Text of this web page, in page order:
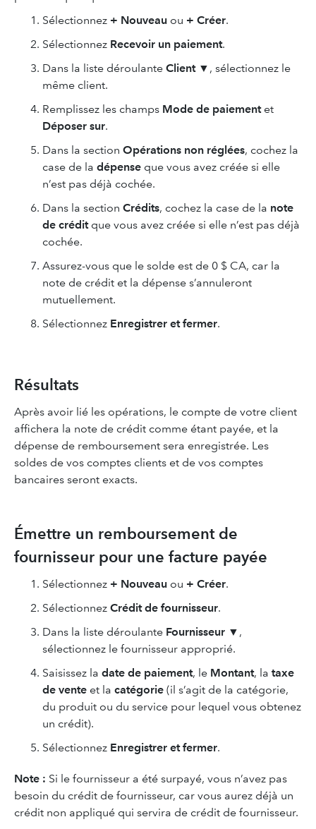
Sélectionnez + Nouveau ou + Créer.
Sélectionnez Recevoir un paiement.
Dans la liste déroulante Client ▼ , sélectionnez le
même client.
Remplissez les champs Mode de paiementet
Déposer sur.
Dans la section Opérations non réglées, cochez la
case de la dépense que vous avez créée si elle
n’est pas déjà cochée.
Dans la section Crédits, cochez la case de la note
de créditque vous avez créée si elle n’est pas déjà
cochée.
Assurez-vous que le solde est de 0 $ CA, car la
note de crédit et la dépense s’annuleront
mutuellement.
Sélectionnez Enregistrer et fermer.
Résultats
Après avoir lié les opérations, le compte de votre client
affichera la note de crédit comme étant payée, et la
dépense de remboursement sera enregistrée. Les
soldes de vos comptes clients et de vos comptes
bancaires seront exacts.
Émettre un remboursement de
fournisseur pour une facture payée
Sélectionnez + Nouveau ou + Créer.
Sélectionnez Crédit de fournisseur.
Dans la liste déroulante Fournisseur ▼,
sélectionnez le fournisseur approprié.
Saisissez la date de paiement, le Montant, la taxe
de vente et la catégorie (il s’agit de la catégorie,
du produit ou du service pour lequel vous obtenez
un crédit).
Sélectionnez Enregistrer et fermer.
Note : Si le fournisseur a été surpayé, vous n’avez pas
besoin du crédit de fournisseur, car vous aurez déjà un
crédit non appliqué qui servira de crédit de fournisseur.